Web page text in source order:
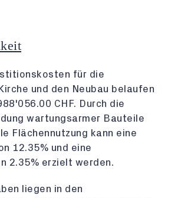
für die
und den Neubau belaufen
CHF. Durch die
wartungsarmer Bauteile
Flächennutzung kann eine
12.35% und eine
2.35% erzielt werden.
liegen in den